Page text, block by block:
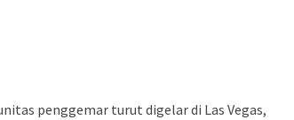
penggemar turut digelar di Las Vegas,